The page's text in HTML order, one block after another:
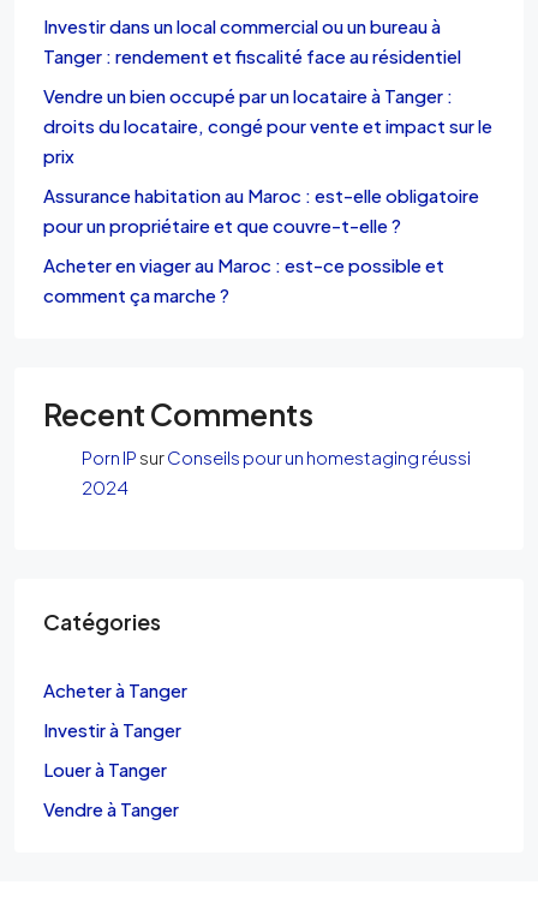
Investir dans un local commercial ou un bureau à
Tanger : rendement et fiscalité face au résidentiel
Vendre un bien occupé par un locataire à Tanger :
droits du locataire, congé pour vente et impact sur le
prix
Assurance habitation au Maroc : est-elle obligatoire
pour un propriétaire et que couvre-t-elle ?
Acheter en viager au Maroc : est-ce possible et
comment ça marche ?
Recent Comments
Porn IP surConseils pour un homestaging réussi
2024
Catégories
Acheter à Tanger
Investir à Tanger
Louer à Tanger
Vendre à Tanger